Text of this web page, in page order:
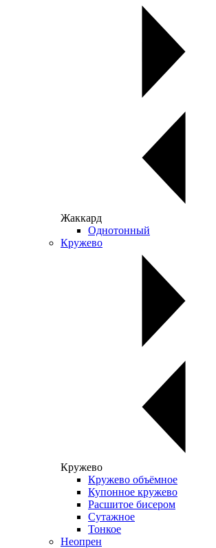
Жаккард
Однотонный
Кружево
Кружево
Кружево объёмное
Купонное кружево
Расшитое бисером
Сутажное
Тонкое
Неопрен